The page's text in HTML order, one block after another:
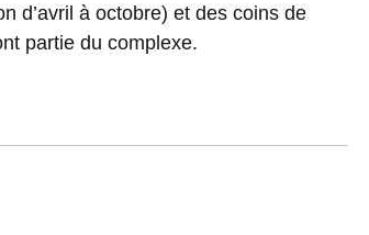
d’avril à octobre) et des coins de
partie du complexe.